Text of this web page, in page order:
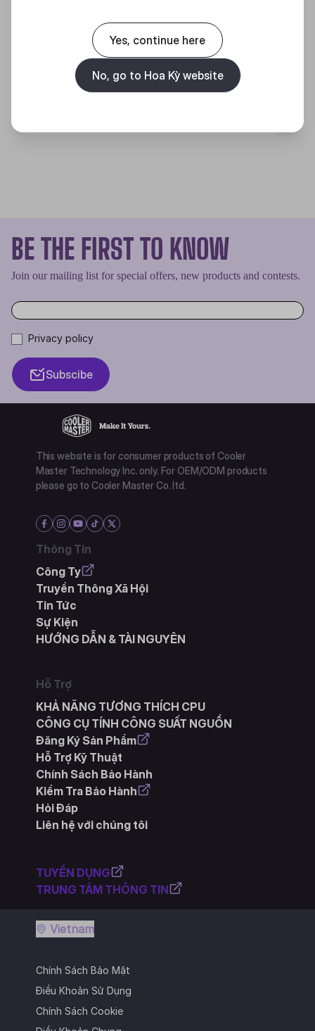
HAF 700
MẠNH MẼ VÀ TINH NHUỆ
BE THE FIRST TO KNOW
Join our mailing list for special offers, new products and contests.
Privacy policy
Subscibe
This website is for consumer products of Cooler
Master Technology Inc. only. For OEM/ODM products
please go to Cooler Master Co. ltd.
Thông Tin
Công Ty
Truyền Thông Xã Hội
Tin Tức
Sự Kiện
HƯỚNG DẪN & TÀI NGUYÊN
Hỗ Trợ
KHẢ NĂNG TƯƠNG THÍCH CPU
CÔNG CỤ TÍNH CÔNG SUẤT NGUỒN
Đăng Ký Sản Phẩm
Hỗ Trợ Kỹ Thuật
Chính Sách Bảo Hành
Kiểm Tra Bảo Hành
Hỏi Đáp
Liên hệ với chúng tôi
TUYỂN DỤNG
TRUNG TÂM THÔNG TIN
Chính Sách Bảo Mật
Điều Khoản Sử Dụng
Chính Sách Cookie
Vietnam
Yes, continue here
No, go to Hoa Kỳ website